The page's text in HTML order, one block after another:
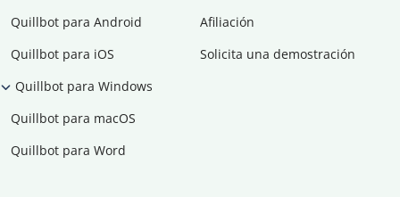
Quillbot para Android
Quillbot para iOS
Quillbot para Windows
Quillbot para macOS
Quillbot para Word
Afiliación
Solicita una demostración